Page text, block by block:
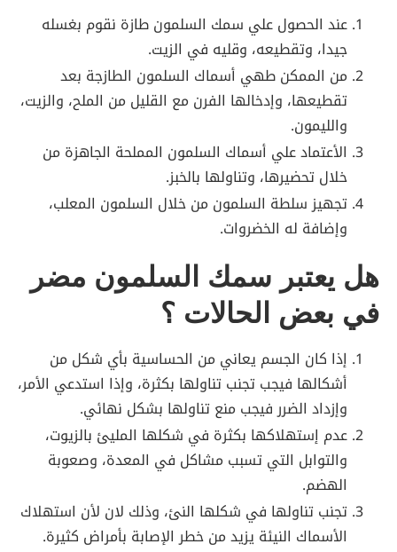
عند الحصول علي سمك السلمون طازة نقوم بغسله
جيدا، وتقطيعه، وقليه في الزيت.
من الممكن طهي أسماك السلمون الطازجة بعد
تقطيعها، وإدخالها الفرن مع القليل من الملح، والزيت،
والليمون.
الأعتماد علي أسماك السلمون المملحة الجاهزة من
خلال تحضيرها، وتناولها بالخبز.
تجهيز سلطة السلمون من خلال السلمون المعلب،
وإضافة له الخضروات.
هل يعتبر سمك السلمون مضر
في بعض الحالات ؟
إذا كان الجسم يعاني من الحساسية بأي شكل من
أشكالها فيجب تجنب تناولها بكثرة، وإذا استدعي الأمر،
وإزداد الضرر فيجب منع تناولها بشكل نهائي.
عدم إستهلاكها بكثرة في شكلها المليئ بالزيوت،
والتوابل التي تسبب مشاكل في المعدة، وصعوبة
الهضم.
تجنب تناولها في شكلها النئ، وذلك لان لأن استهلاك
الأسماك النيئة يزيد من خطر الإصابة بأمراض كثيرة.